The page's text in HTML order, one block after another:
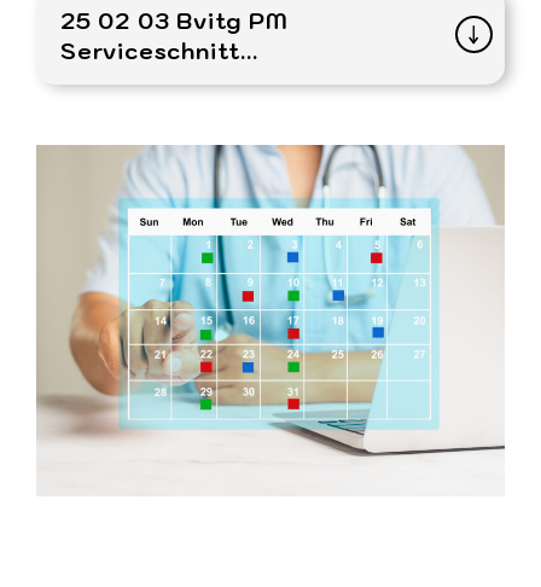
25 02 03 Bvitg PM
Serviceschnitt...